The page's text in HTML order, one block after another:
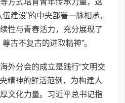
建设”的中央部署一脉相承，
性与青春活力，充分展现了
古不复古的进取精神”。
外分会的成立是践行“文明交
精神的鲜活范例，为构建人
文化力量。习近平总书记指